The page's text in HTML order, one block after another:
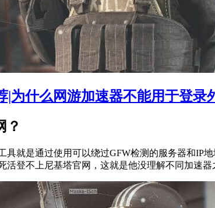
为什么网游加速器不能用于登录
？
就是通过使用可以绕过GFW检测的服务器和IP
登不上尼基塔官网，这就是他没理解不同加速器